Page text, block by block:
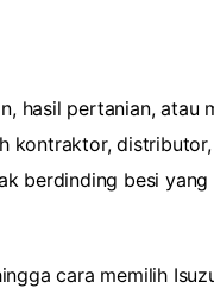
hasil pertanian,
kontraktor,
berdinding besi
cara memilih